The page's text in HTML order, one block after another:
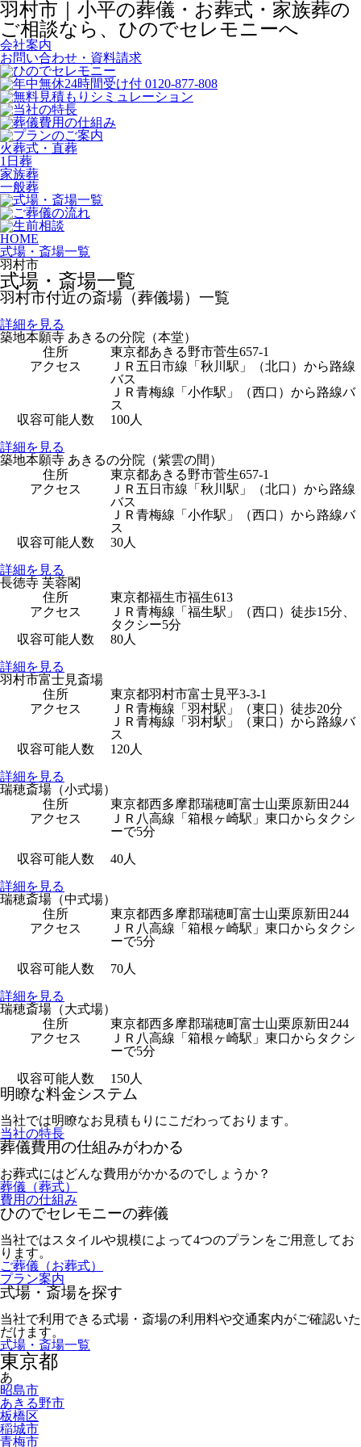
羽村市｜小平の葬儀・お葬式・家族葬の
ご相談なら、ひのでセレモニーへ
会社案内
お問い合わせ・資料請求
火葬式・直葬
1日葬
家族葬
一般葬
HOME
式場・斎場一覧
羽村市
式場・斎場一覧
羽村市付近の斎場（葬儀場）一覧
詳細を見る
築地本願寺 あきるの分院（本堂）
住所
東京都あきる野市菅生657-1
アクセス
ＪＲ五日市線「秋川駅」（北口）から路線
バス
ＪＲ青梅線「小作駅」（西口）から路線バ
ス
収容可能人数
100人
詳細を見る
築地本願寺 あきるの分院（紫雲の間）
住所
東京都あきる野市菅生657-1
アクセス
ＪＲ五日市線「秋川駅」（北口）から路線
バス
ＪＲ青梅線「小作駅」（西口）から路線バ
ス
収容可能人数
30人
詳細を見る
長徳寺 芙蓉閣
住所
東京都福生市福生613
アクセス
ＪＲ青梅線「福生駅」（西口）徒歩15分、
タクシー5分
収容可能人数
80人
詳細を見る
羽村市富士見斎場
住所
東京都羽村市富士見平3-3-1
アクセス
ＪＲ青梅線「羽村駅」（東口）徒歩20分
ＪＲ青梅線「羽村駅」（東口）から路線バ
ス
収容可能人数
120人
詳細を見る
瑞穂斎場（小式場）
住所
東京都西多摩郡瑞穂町富士山栗原新田244
アクセス
ＪＲ八高線「箱根ヶ崎駅」東口からタクシ
ーで5分
収容可能人数
40人
詳細を見る
瑞穂斎場（中式場）
住所
東京都西多摩郡瑞穂町富士山栗原新田244
アクセス
ＪＲ八高線「箱根ヶ崎駅」東口からタクシ
ーで5分
収容可能人数
70人
詳細を見る
瑞穂斎場（大式場）
住所
東京都西多摩郡瑞穂町富士山栗原新田244
アクセス
ＪＲ八高線「箱根ヶ崎駅」東口からタクシ
ーで5分
収容可能人数
150人
明瞭な料金システム
当社では明瞭なお見積もりにこだわっております。
当社の特長
葬儀費用の仕組みがわかる
お葬式にはどんな費用がかかるのでしょうか？
葬儀（葬式）
費用の仕組み
ひのでセレモニーの葬儀
当社ではスタイルや規模によって4つのプランをご用意してお
ります。
ご葬儀（お葬式）
プラン案内
式場・斎場を探す
当社で利用できる式場・斎場の利用料や交通案内がご確認いた
だけます。
式場・斎場一覧
東京都
あ
昭島市
あきる野市
板橋区
稲城市
青梅市